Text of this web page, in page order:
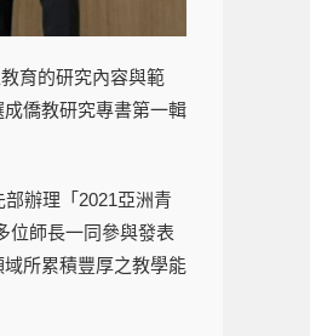
育的研究內容與範
僑教研究專書第一輯
辦理「2021亞洲青
位師長一同參與發表
所累積豐厚之教學能